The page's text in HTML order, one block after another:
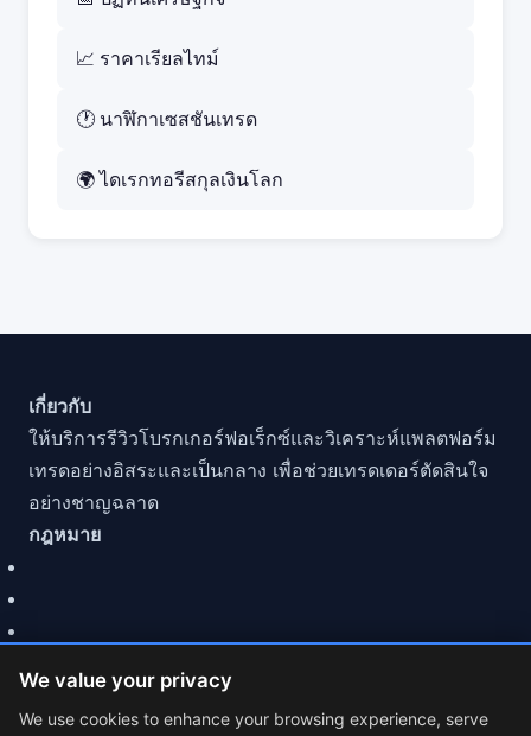
📈 ราคาเรียลไทม์
🕐 นาฬิกาเซสชันเทรด
🌍 ไดเรกทอรีสกุลเงินโลก
We value your privacy
We use cookies to enhance your browsing experience, serve
เกี่ยวกับ
ให้บริการรีวิวโบรกเกอร์ฟอเร็กซ์และวิเคราะห์แพลตฟอร์ม
เทรดอย่างอิสระและเป็นกลาง เพื่อช่วยเทรดเดอร์ตัดสินใจ
อย่างชาญฉลาด
กฎหมาย